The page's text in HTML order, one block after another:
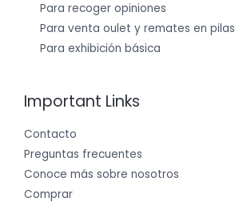
Para recoger opiniones
Para venta oulet y remates en pilas
Para exhibición básica
Important Links
Contacto
Preguntas frecuentes
Conoce más sobre nosotros
Comprar